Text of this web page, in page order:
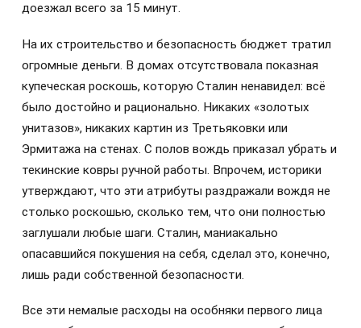
доезжал всего за 15 минут.
На их строительство и безопасность бюджет тратил
огромные деньги. В домах отсутствовала показная
купеческая роскошь, которую Сталин ненавидел: всё
было достойно и рационально. Никаких «золотых
унитазов», никаких картин из Третьяковки или
Эрмитажа на стенах. С полов вождь приказал убрать и
текинские ковры ручной работы. Впрочем, историки
утверждают, что эти атрибуты раздражали вождя не
столько роскошью, сколько тем, что они полностью
заглушали любые шаги. Сталин, маниакально
опасавшийся покушения на себя, сделал это, конечно,
лишь ради собственной безопасности.
Все эти немалые расходы на особняки первого лица